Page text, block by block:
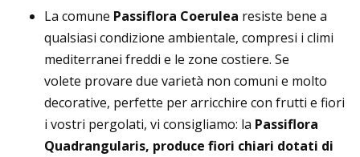
La comune Passiflora Coerulea resiste bene a
qualsiasi condizione ambientale, compresi i climi
mediterranei freddi e le zone costiere. Se
volete provare due varietà non comuni e molto
decorative, perfette per arricchire con frutti e fiori
i vostri pergolati, vi consigliamo: la Passiflora
Quadrangularis, produce fiori chiari dotati di